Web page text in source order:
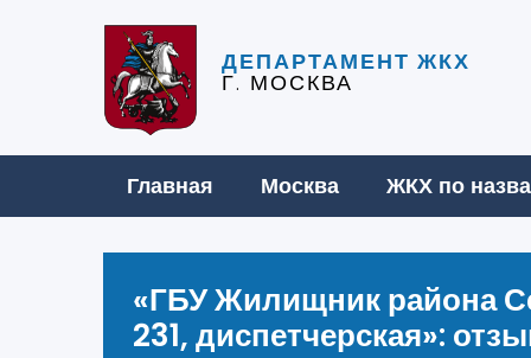
ДЕПАРТАМЕНТ ЖКХ
Г. МОСКВА
Главная Москва ЖКХ по
«‎ГБУ Жилищник района
231, диспетчерская»‎: